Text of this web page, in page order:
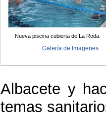
Nueva piscina cubierta de La Roda.
Galería de Imagenes
Albacete y
temas